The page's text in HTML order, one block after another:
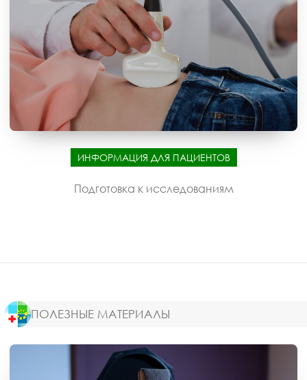
ИНФОРМАЦИЯ ДЛЯ ПАЦИЕНТОВ
Подготовка к исследованиям
ПОЛЕЗНЫЕ МАТЕРИАЛЫ